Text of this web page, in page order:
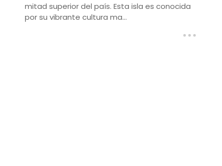
mitad superior del país. Esta isla es conocida
por su vibrante cultura ma...